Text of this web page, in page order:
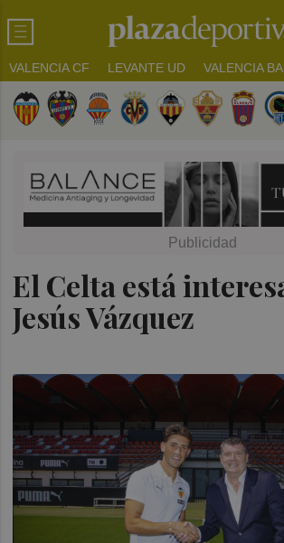
VALENCIA CF LEVANTE UD VALENCIA
El Celta está
Jesús Vázquez